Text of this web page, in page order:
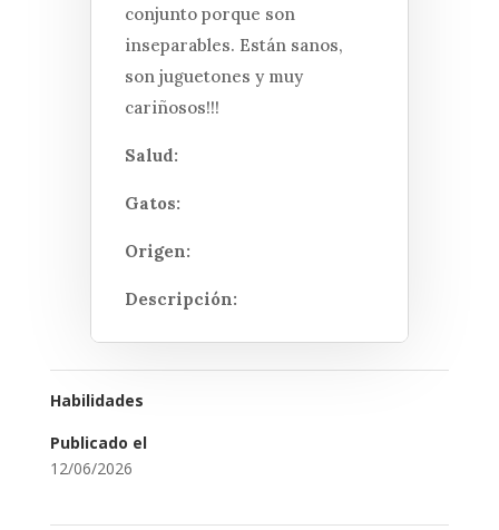
conjunto porque son
inseparables. Están sanos,
son juguetones y muy
cariñosos!!!
Salud:
Gatos:
Origen:
Descripción:
Habilidades
Publicado el
12/06/2026